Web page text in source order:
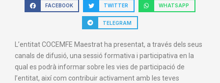
FACEBOOK TWITTER WHATSAPP
TELEGRAM
L’entitat COCEMFE Maestrat ha presentat, a través dels seus
canals de difusió, una sessió formativa i participativa en la
qual es podrà informar sobre les vies de participació de
l’entitat, així com contribuir activament amb les teves